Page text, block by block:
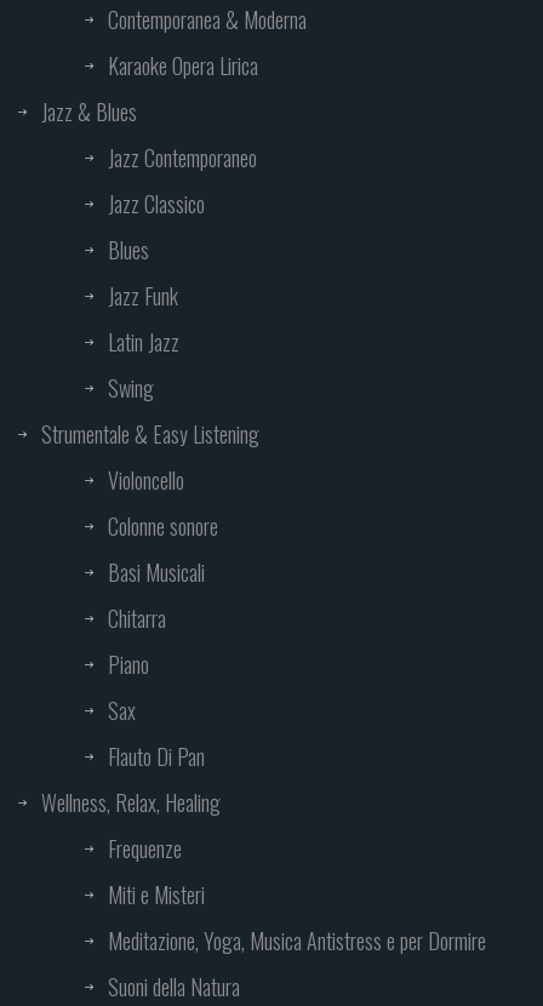
Contemporanea & Moderna
Karaoke Opera Lirica
Jazz & Blues
Jazz Contemporaneo
Jazz Classico
Blues
Jazz Funk
Latin Jazz
Swing
Strumentale & Easy Listening
Violoncello
Colonne sonore
Basi Musicali
Chitarra
Piano
Sax
Flauto Di Pan
Wellness, Relax, Healing
Frequenze
Miti e Misteri
Meditazione, Yoga, Musica Antistress e per Dormire
Suoni della Natura